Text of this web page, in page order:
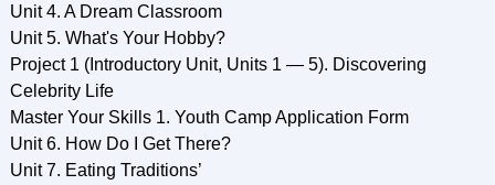
Unit 4. A Dream Classroom
Unit 5. What's Your Hobby?
Project 1 (Introductory Unit, Units 1 — 5). Discovering
Celebrity Life
Master Your Skills 1. Youth Camp Application Form
Unit 6. How Do I Get There?
Unit 7. Eating Traditions’